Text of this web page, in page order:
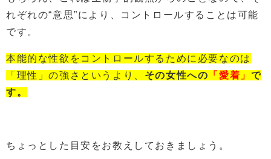
れぞれの“意思”により、コントロールすることは可能
です。
本能的な性欲をコントロールするために必要なのは
「理性」の強さというより、 その女性への 「愛着」 で
す。
ちょっとした目安をお教えしておきましょう。